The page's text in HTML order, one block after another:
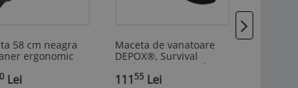
58 cm neagra
ergonomic
Lei
Maceta de vanatoare
DEPOX®, Survival
Instinct, 58 cm, otel
inoxidabil, negru, teaca
11155Lei